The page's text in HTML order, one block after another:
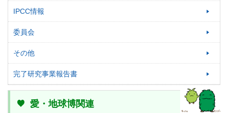
IPCC情報
委員会
その他
完了研究事業報告書
愛・地球博関連